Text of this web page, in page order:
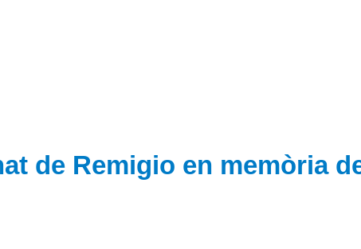
de Remigio en memòria